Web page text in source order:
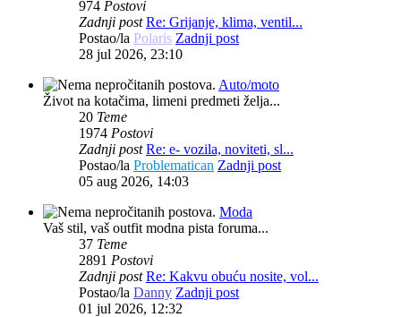
974 Postovi
Zadnji post Re: Grijanje, klima, ventil...
Postao/la Polaris Zadnji post
28 jul 2026, 23:10
Auto/moto
Život na kotačima, limeni predmeti želja...
20 Teme
1974 Postovi
Zadnji post Re: e- vozila, noviteti, sl...
Postao/la Problematican Zadnji post
05 aug 2026, 14:03
Moda
Vaš stil, vaš outfit modna pista foruma...
37 Teme
2891 Postovi
Zadnji post Re: Kakvu obuću nosite, vol...
Postao/la Danny Zadnji post
01 jul 2026, 12:32